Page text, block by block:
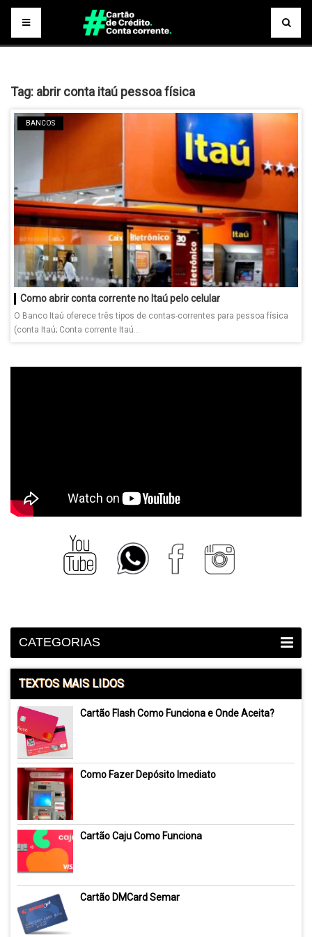
Tag: abrir conta itaú pessoa física
BANCOS
Como abrir conta corrente no Itaú pelo celular
O Banco Itaú oferece três tipos de contas-correntes para pessoa física
(conta Itaú; Conta corrente Itaú...
CATEGORIAS
TEXTOS MAIS LIDOS
Cartão Flash Como Funciona e Onde Aceita?
Como Fazer Depósito Imediato
Cartão Caju Como Funciona
Cartão DMCard Semar